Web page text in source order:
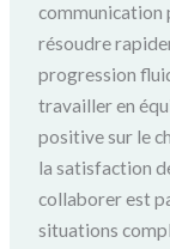
communication
résoudre
progression
travailler en
positive sur le
la satisfaction
collaborer est
situations